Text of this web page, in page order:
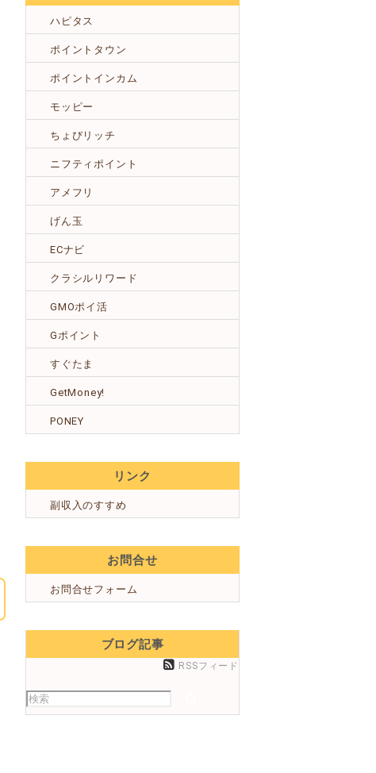
ハピタス
ポイントタウン
ポイントインカム
モッピー
ちょびリッチ
ニフティポイント
アメフリ
げん玉
ECナビ
クラシルリワード
GMOポイ活
Gポイント
すぐたま
GetMoney!
PONEY
リンク
副収入のすすめ
お問合せ
お問合せフォーム
ブログ記事
RSSフィード